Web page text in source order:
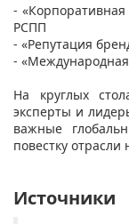
-
РСПП
- «Репутация
- «Международная
На круглых
эксперты и
важные
повестку
Источники